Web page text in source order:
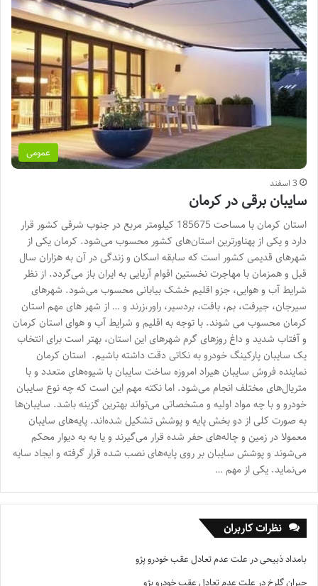
عمومی
3 اسفند
سایبان برقی در کرمان
استان کرمان با مساحت 185675 کیلومتر مربع در جنوب شرقی کشور قرار
دارد و یکی از پهناورترین استان‌های کشور محسوب می‌شود. کرمان یکی از
شهرهای قدیمی کشور است که سابقه اسکان و زندگی در آن به هزاران سال
قبل و همزمان با مهاجرت نخستین اقوام آریایی به ایران باز می‌گردد. از نظر
شرایط آب و هوایی، جزو اقلیم خشک بیابانی محسوب می‌شود. شهرهای
سیرجان، جیرفت، بم، بافت، بردسیر، راور،زرند و … از شهر های مهم استان
کرمان محسوب می شوند. با توجه به اقلیم و شرایط آب و هوای استان کرمان
و آفتاب شدید و داغ روزهای گرم شهرهای این استان، بهتر است برای انتخاب
یک سایبان پارکینگ خودرو به نکاتی دقت داشته باشیم. استان کرمان
نماینده فروش سایبان هیراد امروزه ساخت سایبان با شیوه‌های متعدد و با
متریال‌های مختلف انجام می‌شود. اما نکته مهم این است که چه نوع سایبان
خودرو و با چه مواد اولیه و مشخصاتی می‌تواند بهترین گزینه باشد. سایبان‌ها
به صورت کلی از دو بخش پایه و پوشش تشکیل شده‌اند. پایه‌های سایبان
معمولا در زمین و چاله‌های حفر شده قرار می‌گیرند و یا به به دیوار محکم
می‌شوند و پوشش سایبان بر روی پایه‌های نصب شده قرار گرفته و ایجاد سایه
می‌نماید. یکی از مهم …
نظرات کاربران
بامداد ذبیحیدر علت عدم تعادل عقب خودرو پژو
جیران گلرخدر علت عدم تعادل عقب خودرو پژو